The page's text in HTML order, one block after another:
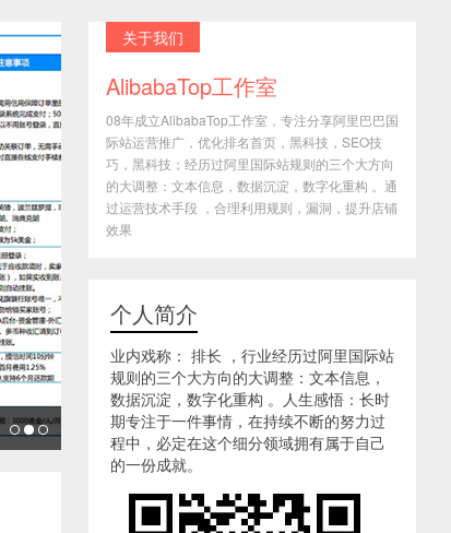
关于我们
AlibabaTop工作室
08年成立AlibabaTop工作室，专注分享阿里巴巴国
际站运营推广，优化排名首页，黑科技，SEO技
巧，黑科技；经历过阿里国际站规则的三个大方向
的大调整：文本信息，数据沉淀，数字化重构 。通
过运营技术手段 ，合理利用规则，漏洞，提升店铺
效果
个人简介
业内戏称： 排长 ，行业经历过阿里国际站
规则的三个大方向的大调整：文本信息，
数据沉淀，数字化重构 。人生感悟：长时
期专注于一件事情，在持续不断的努力过
程中，必定在这个细分领域拥有属于自己
的一份成就。